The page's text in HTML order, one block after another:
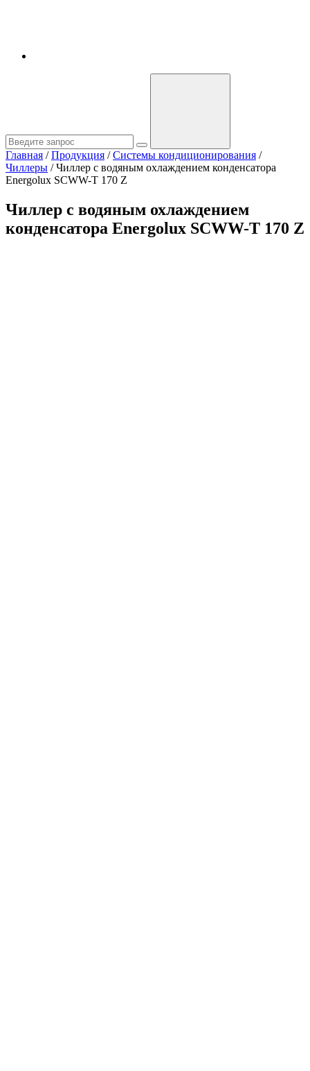
Главная / Продукция / Системы кондиционирования /
Чиллеры /Чиллер с водяным охлаждением конденсатора
Energolux SCWW-T 170 Z
Чиллер с водяным охлаждением
конденсатора Energolux SCWW-T 170 Z